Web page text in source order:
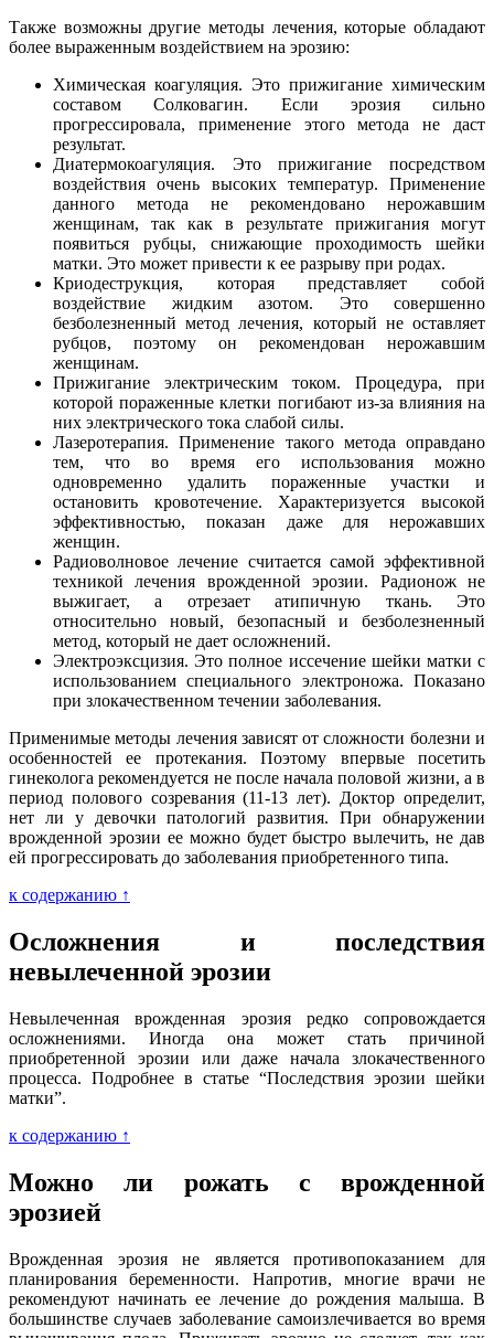
Также возможны другие методы лечения, которые обладают
более выраженным воздействием на эрозию:
Химическая коагуляция. Это прижигание химическим
составом Солковагин. Если эрозия сильно
прогрессировала, применение этого метода не даст
результат.
Диатермокоагуляция. Это прижигание посредством
воздействия очень высоких температур. Применение
данного метода не рекомендовано нерожавшим
женщинам, так как в результате прижигания могут
появиться рубцы, снижающие проходимость шейки
матки. Это может привести к ее разрыву при родах.
Криодеструкция, которая представляет собой
воздействие жидким азотом. Это совершенно
безболезненный метод лечения, который не оставляет
рубцов, поэтому он рекомендован нерожавшим
женщинам.
Прижигание электрическим током. Процедура, при
которой пораженные клетки погибают из-за влияния на
них электрического тока слабой силы.
Лазеротерапия. Применение такого метода оправдано
тем, что во время его использования можно
одновременно удалить пораженные участки и
остановить кровотечение. Характеризуется высокой
эффективностью, показан даже для нерожавших
женщин.
Радиоволновое лечение считается самой эффективной
техникой лечения врожденной эрозии. Радионож не
выжигает, а отрезает атипичную ткань. Это
относительно новый, безопасный и безболезненный
метод, который не дает осложнений.
Электроэксцизия. Это полное иссечение шейки матки с
использованием специального электроножа. Показано
при злокачественном течении заболевания.
Применимые методы лечения зависят от сложности болезни и
особенностей ее протекания. Поэтому впервые посетить
гинеколога рекомендуется не после начала половой жизни, а в
период полового созревания (11-13 лет). Доктор определит,
нет ли у девочки патологий развития. При обнаружении
врожденной эрозии ее можно будет быстро вылечить, не дав
ей прогрессировать до заболевания приобретенного типа.
к содержанию ↑
Осложнения и последствия
невылеченной эрозии
Невылеченная врожденная эрозия редко сопровождается
осложнениями. Иногда она может стать причиной
приобретенной эрозии или даже начала злокачественного
процесса. Подробнее в статье “Последствия эрозии шейки
матки”.
к содержанию ↑
Можно ли рожать с врожденной
эрозией
Врожденная эрозия не является противопоказанием для
планирования беременности. Напротив, многие врачи не
рекомендуют начинать ее лечение до рождения малыша. В
большинстве случаев заболевание самоизлечивается во время